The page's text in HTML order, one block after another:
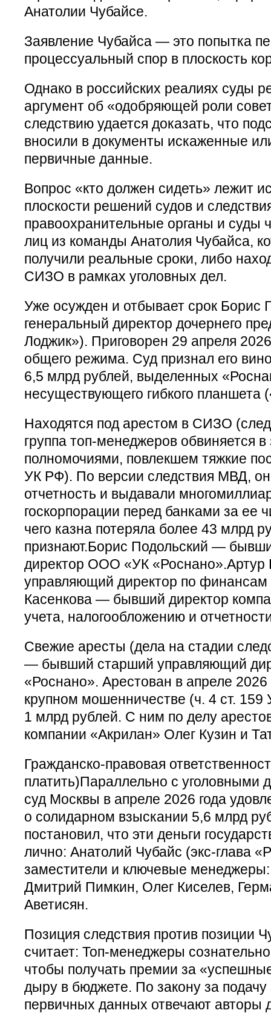
Анатолии Чубайсе.
Заявление Чубайса — это попытка
процессуальный спор в плоскость
Однако в российских реалиях суды
аргумент об «одобряющей роли
следствию удается доказать, что
вносили в документы искаженные
первичные данные.
Вопрос «кто должен сидеть» лежит
плоскости решений судов и
правоохранительные органы и суды
лиц из команды Анатолия Чубайса,
получили реальные сроки, либо
СИЗО в рамках уголовных дел.
Уже осужден и отбывает срок Борис
генеральный директор дочернего
Лоджик»). Приговорен 29 апреля
общего режима. Суд признал его
6,5 млрд рублей, выделенных
несуществующего гибкого планшета
Находятся под арестом в СИЗО
группа топ-менеджеров обвиняется
полномочиями, повлекшем тяжкие
УК РФ). По версии следствия МВД,
отчетность и выдавали
госкорпорации перед банками за ее
чего казна потеряла более 43 млрд
признают.Борис Подольский —
директор ООО «УК
управляющий директор по
Касенкова — бывший директор
учета, налогообложению и
Свежие аресты (дела на стадии
— бывший старший управляющий
«Роснано». Арестован в апреле 2026
крупном мошенничестве (ч. 4 ст.
1 млрд рублей. С ним по делу
компании «Акрилан» Олег Кузин и
Гражданско-правовая
платить)Параллельно с уголовными
суд Москвы в апреле 2026 года
о солидарном взыскании 5,6 млрд
постановил, что эти деньги
лично: Анатолий Чубайс (экс-глава
заместители и ключевые
Дмитрий Пимкин, Олег Киселев,
Аветисян.
Позиция следствия против позиции
считает: Топ-менеджеры
чтобы получать премии за
дыру в бюджете. По закону за
первичных данных отвечают авторы